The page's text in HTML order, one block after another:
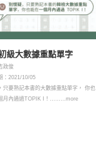
級大數據重點單字
政俊
：2021/10/05
只要熟記本書的大數據重點單字， 你也
月內通過TOPIK I！………more